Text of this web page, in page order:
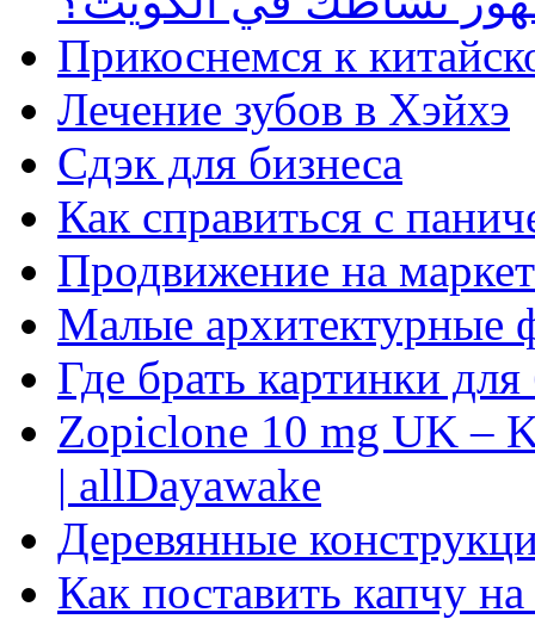
Прикоснемся к
Лечение зубов в Хэйхэ
Сдэк для бизнеса
Как справиться с
Продвижение на
Малые архитектурные
Где брать картинки
Zopiclone 10 mg UK –
| allDayawake
Деревянные
Как поставить капчу